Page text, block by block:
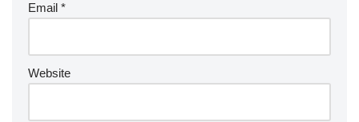
Email *
Website